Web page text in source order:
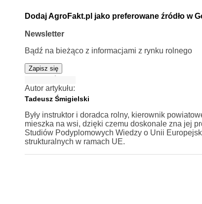
Dodaj AgroFakt.pl jako preferowane źródło w
Newsletter
Bądź na bieżąco z informacjami z rynku rolnego
Zapisz się
Autor artykułu:
Tadeusz Śmigielski
Były instruktor i doradca rolny, kierownik
mieszka na wsi, dzięki czemu doskonale zna jej
Studiów Podyplomowych Wiedzy o Unii
strukturalnych w ramach UE.